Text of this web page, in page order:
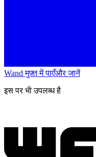
Wand मुफ़्त में पाएँऔर जानें
इस पर भी उपलब्ध है